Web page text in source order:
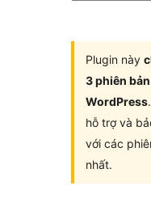
Plugin này
3 phiên
WordPress
hỗ trợ và
với các
nhất.